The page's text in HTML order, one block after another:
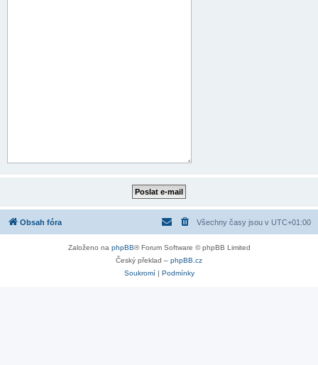
Obsah fóra Všechny časy jsou v UTC+01:00
Založeno na phpBB® Forum Software © phpBB Limited
Český překlad – phpBB.cz
Soukromí| Podmínky